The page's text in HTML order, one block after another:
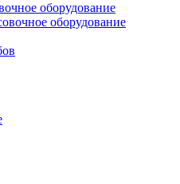
оборудование
оборудование